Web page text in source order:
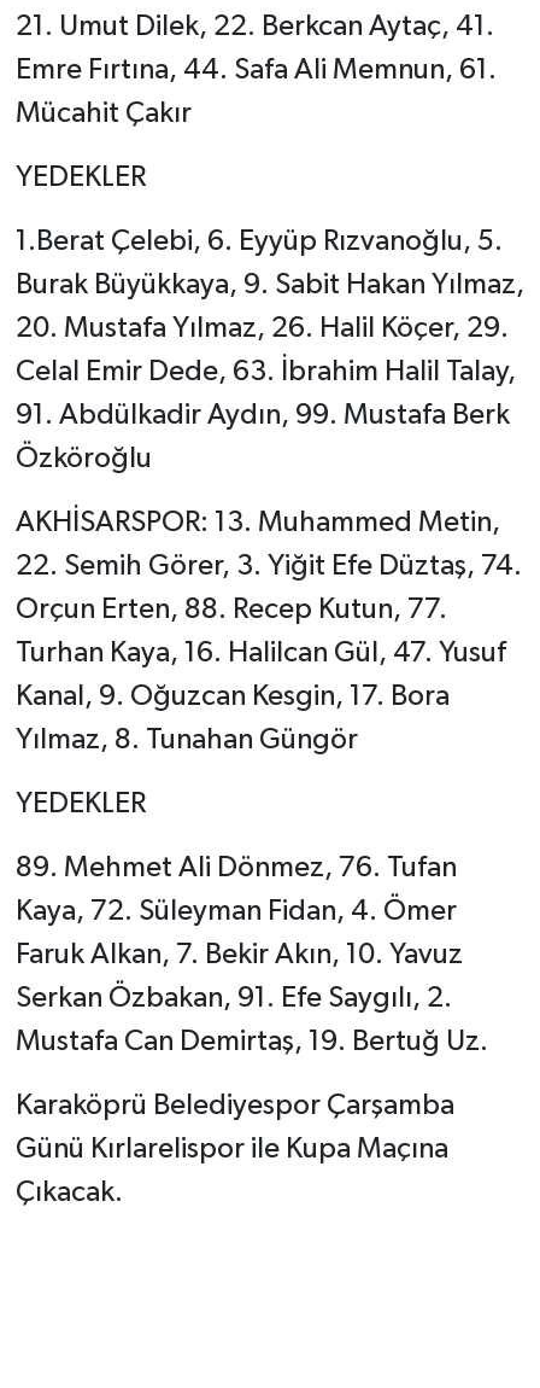
21. Umut Dilek, 22. Berkcan Aytaç, 41.
Emre Fırtına, 44. Safa Ali Memnun, 61.
Mücahit Çakır
YEDEKLER
1.Berat Çelebi, 6. Eyyüp Rızvanoğlu, 5.
Burak Büyükkaya, 9. Sabit Hakan Yılmaz,
20. Mustafa Yılmaz, 26. Halil Köçer, 29.
Celal Emir Dede, 63. İbrahim Halil Talay,
91. Abdülkadir Aydın, 99. Mustafa Berk
Özköroğlu
AKHİSARSPOR: 13. Muhammed Metin,
22. Semih Görer, 3. Yiğit Efe Düztaş, 74.
Orçun Erten, 88. Recep Kutun, 77.
Turhan Kaya, 16. Halilcan Gül, 47. Yusuf
Kanal, 9. Oğuzcan Kesgin, 17. Bora
Yılmaz, 8. Tunahan Güngör
YEDEKLER
89. Mehmet Ali Dönmez, 76. Tufan
Kaya, 72. Süleyman Fidan, 4. Ömer
Faruk Alkan, 7. Bekir Akın, 10. Yavuz
Serkan Özbakan, 91. Efe Saygılı, 2.
Mustafa Can Demirtaş, 19. Bertuğ Uz.
Karaköprü Belediyespor Çarşamba
Günü Kırlarelispor ile Kupa Maçına
Çıkacak.